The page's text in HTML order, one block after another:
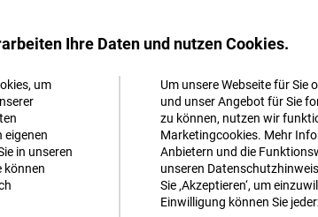
Karl-
14482
Ihre Daten und nutzen Cookies.
um
in unseren
können
Um unsere Webseite für Sie
und unser Angebot für Sie
zu können, nutzen wir
Marketingcookies. Mehr
Anbietern und die
unseren
Sie ‚Akzeptieren‘, um
Einwilligung können Sie
Matomo
Facebook
Embed
Akzeptieren